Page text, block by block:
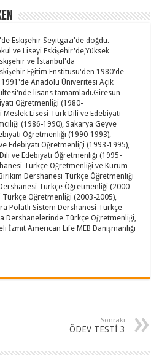
Eskişehir Seyitgazi'de doğdu.
ve Liseyi Eskişehir'de,Yüksek
ve İstanbul'da
Eğitim Enstitüsü'den 1980'de
Anadolu Üniveritesi Açık
lisans tamamladı.Giresun
Öğretmenliği (1980-
Lisesi Türk Dili ve Edebiyatı
(1986-1990), Sakarya Geyve
Öğretmenliği (1990-1993),
Edebiyatı Öğretmenliği (1993-1995),
ve Edebiyatı Öğretmenliği (1995-
Türkçe Öğretmenliği ve Kurum
Dershanesi Türkçe Öğretmenliği
Türkçe Öğretmenliği (2000-
Öğretmenliği (2003-2005),
Polatlı Sistem Dershanesi Türkçe
Dershanelerinde Türkçe Öğretmenliği,
İzmit American Life MEB Danışmanlığı
Sonraki
ÖDEV TESTİ 3